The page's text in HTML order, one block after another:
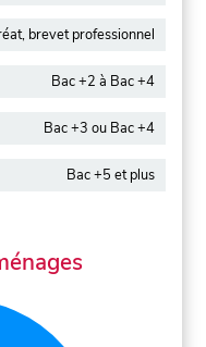
brevet professionnel
Bac +2 à Bac +4
Bac +3 ou Bac +4
Bac +5 et plus